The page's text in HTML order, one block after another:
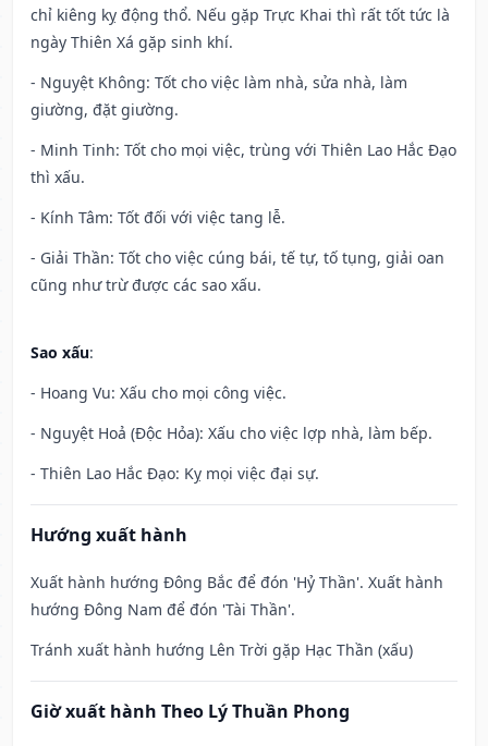
chỉ kiêng kỵ động thổ. Nếu gặp Trực Khai thì rất tốt tức là
ngày Thiên Xá gặp sinh khí.
- Nguyệt Không: Tốt cho việc làm nhà, sửa nhà, làm
giường, đặt giường.
- Minh Tinh: Tốt cho mọi việc, trùng với Thiên Lao Hắc Đạo
thì xấu.
- Kính Tâm: Tốt đối với việc tang lễ.
- Giải Thần: Tốt cho việc cúng bái, tế tự, tố tụng, giải oan
cũng như trừ được các sao xấu.
Sao xấu:
- Hoang Vu: Xấu cho mọi công việc.
- Nguyệt Hoả (Độc Hỏa): Xấu cho việc lợp nhà, làm bếp.
- Thiên Lao Hắc Đạo: Kỵ mọi việc đại sự.
Hướng xuất hành
Xuất hành hướng Đông Bắc để đón 'Hỷ Thần'. Xuất hành
hướng Đông Nam để đón 'Tài Thần'.
Tránh xuất hành hướng Lên Trời gặp Hạc Thần (xấu)
Giờ xuất hành Theo Lý Thuần Phong